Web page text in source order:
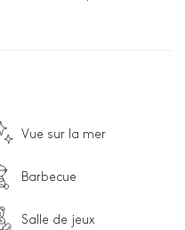
Vue sur la mer
Barbecue
Salle de jeux